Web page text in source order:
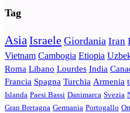
Tag
Asia Israele Giordania Iran
Vietnam Cambogia Etiopia
Roma Libano Lourdes India
Francia Spagna Turchia Armenia
Islanda Paesi Bassi Danimarca Svezia
Gran Bretagna Germania Portogallo